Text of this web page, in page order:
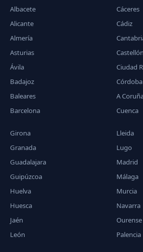
Albacete
Alicante
Almería
Asturias
Ávila
Badajoz
Baleares
Barcelona
Cáceres
Cádiz
Castellón
Ciudad
Córdoba
A
Cuenca
Girona
Granada
Guadalajara
Guipúzcoa
Huelva
Huesca
Jaén
León
Lleida
Lugo
Madrid
Málaga
Murcia
Navarra
Ourense
Palencia